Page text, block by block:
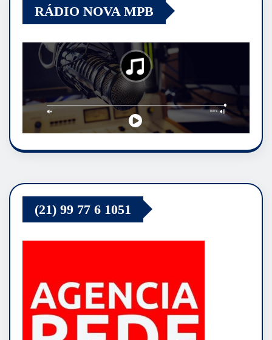
RÁDIO NOVA MPB
(21) 99 77 6 1051